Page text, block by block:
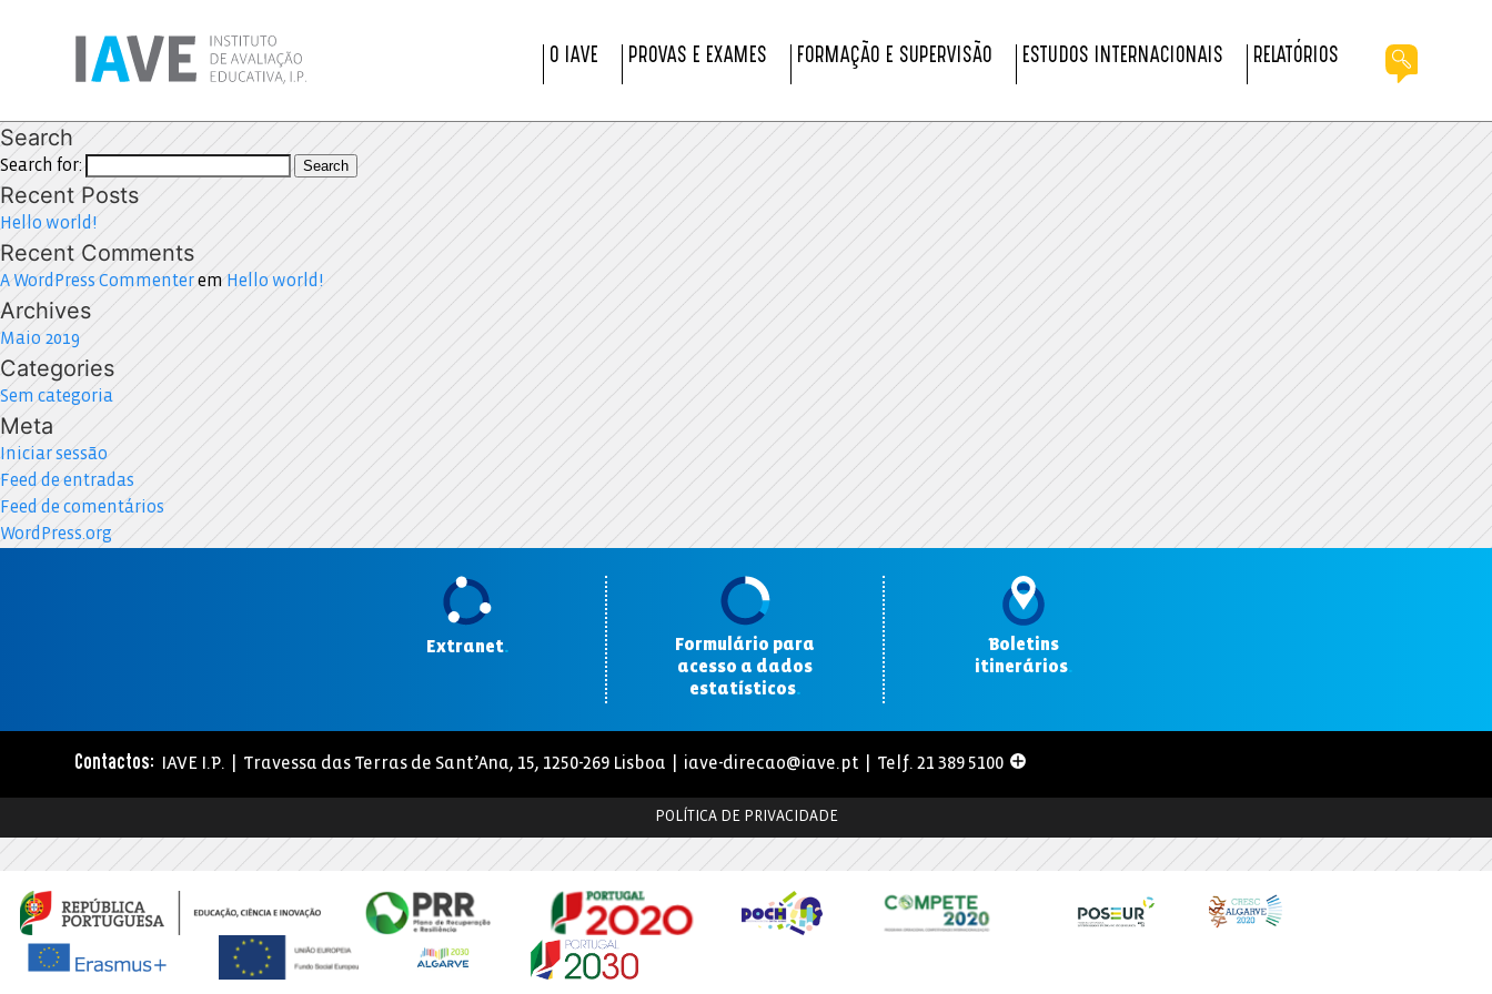
O IAVE PROVAS E EXAMES FORMAÇÃO E SUPERVISÃO ESTUDOS INTERNACIONAIS RELATÓRIOS
Search
Search for: Search
Recent Posts
Hello world!
Recent Comments
A WordPress Commenterem Hello world!
Archives
Maio 2019
Categories
Sem categoria
Meta
Iniciar sessão
Feed de entradas
Feed de comentários
WordPress.org
Extranet.
Formulário para
acesso a dados
estatísticos.
Boletins
itinerários.
Contactos: IAVE I.P. | Travessa das Terras de Sant’Ana, 15, 1250-269 Lisboa | iave-direcao@iave.pt | Telf. 21 389 5100
POLÍTICA DE PRIVACIDADE